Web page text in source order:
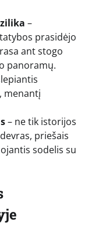
–
prasidėjo
ant stogo
panoramų.
menantį
– ne tik istorijos
priešais
sodelis su